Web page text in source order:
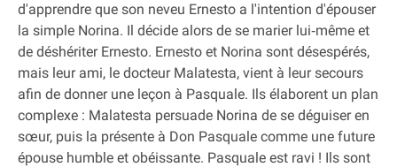
d'apprendre que son neveu Ernesto a l'intention d'épouser
la simple Norina. Il décide alors de se marier lui‐même et
de déshériter Ernesto. Ernesto et Norina sont désespérés,
mais leur ami, le docteur Malatesta, vient à leur secours
afin de donner une leçon à Pasquale. Ils élaborent un plan
complexe : Malatesta persuade Norina de se déguiser en
sœur, puis la présente à Don Pasquale comme une future
épouse humble et obéissante. Pasquale est ravi ! Ils sont